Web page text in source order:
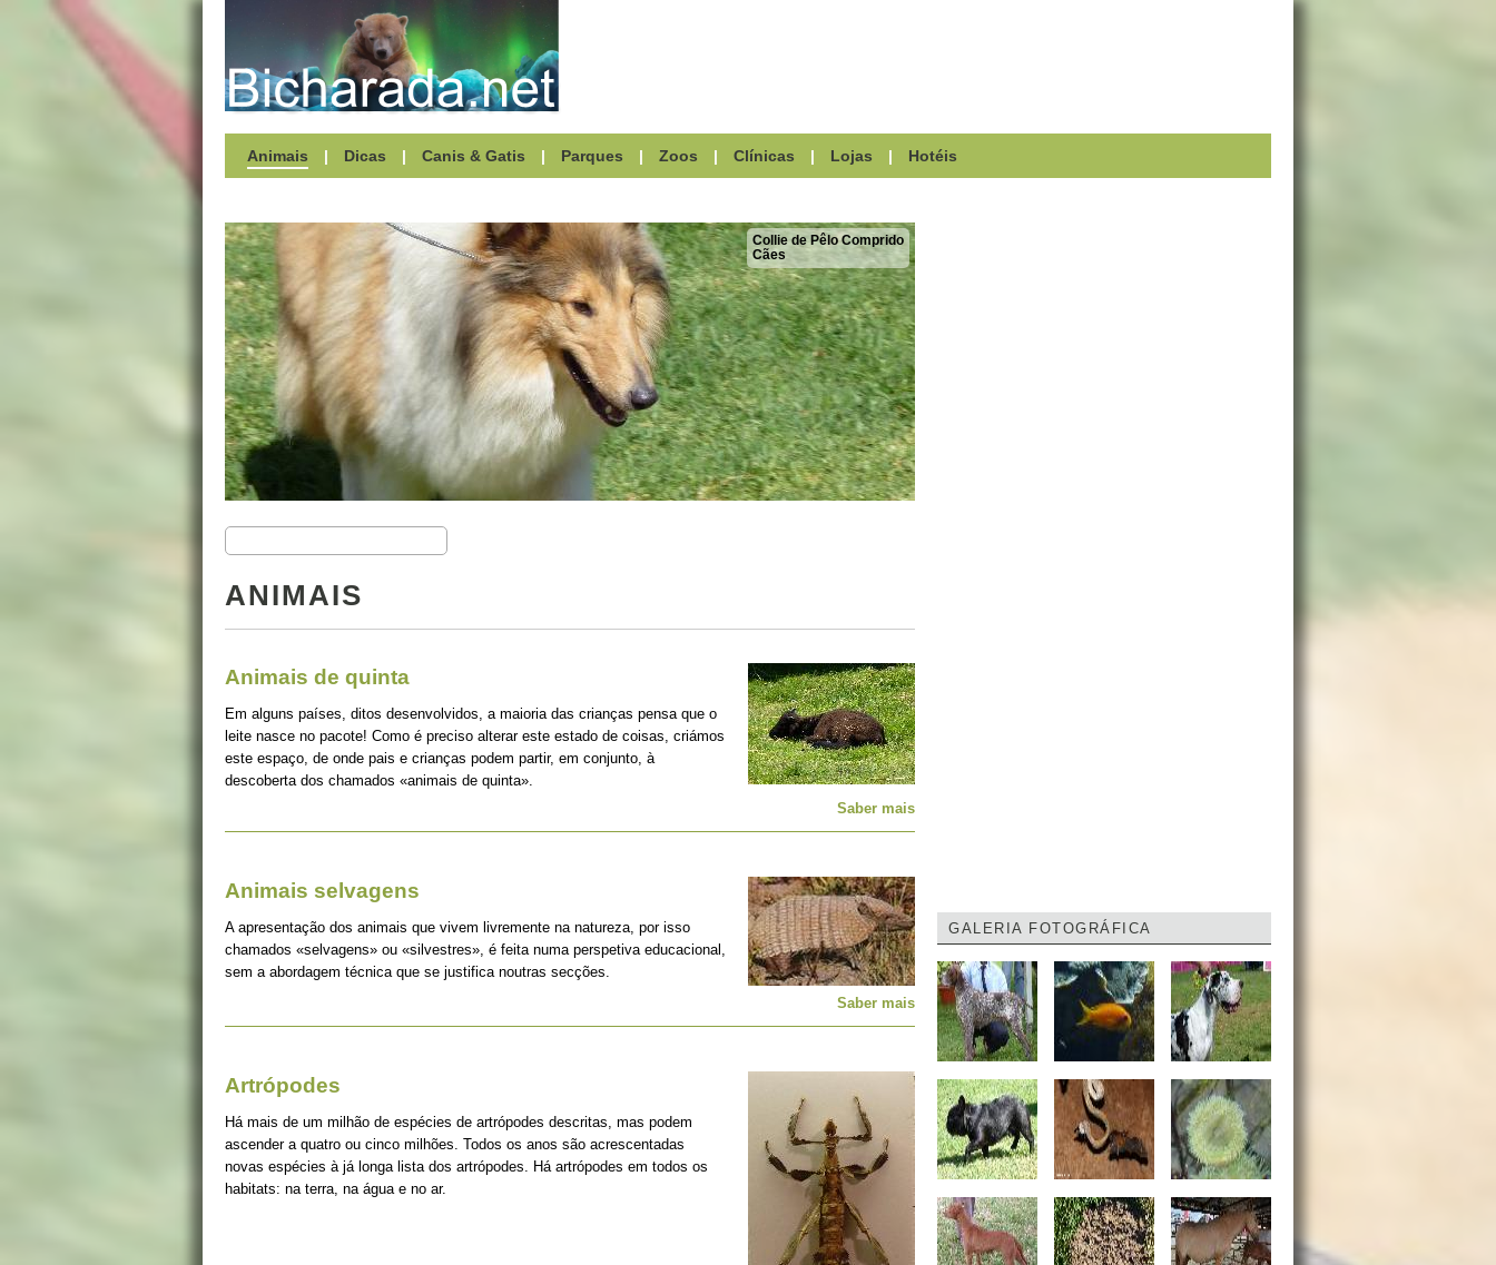
Animais | Dicas | Canis & Gatis | Parques | Zoos | Clínicas | Lojas | Hotéis
Collie de Pêlo Comprido
Cães
ANIMAIS
Animais de quinta
Em alguns países, ditos desenvolvidos, a maioria das crianças pensa que o
leite nasce no pacote! Como é preciso alterar este estado de coisas, criámos
este espaço, de onde pais e crianças podem partir, em conjunto, à
descoberta dos chamados «animais de quinta».
Saber mais
Animais selvagens
A apresentação dos animais que vivem livremente na natureza, por isso
chamados «selvagens» ou «silvestres», é feita numa perspetiva educacional,
sem a abordagem técnica que se justifica noutras secções.
Saber mais
Artrópodes
Há mais de um milhão de espécies de artrópodes descritas, mas podem
ascender a quatro ou cinco milhões. Todos os anos são acrescentadas
novas espécies à já longa lista dos artrópodes. Há artrópodes em todos os
habitats: na terra, na água e no ar.
GALERIA FOTOGRÁFICA